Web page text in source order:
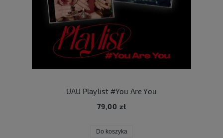
UAU Playlist #You Are You
79,00 zł
Do koszyka